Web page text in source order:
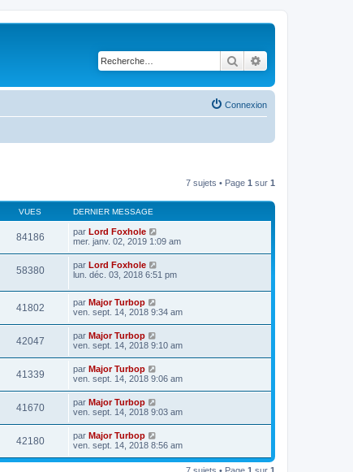
Rechercher
Connexion
7 sujets • Page 1 sur 1
VUES DERNIER MESSAGE
84186 par Lord Foxhole
mer. janv. 02, 2019 1:09 am
58380 par Lord Foxhole
lun. déc. 03, 2018 6:51 pm
41802 par Major Turbop
ven. sept. 14, 2018 9:34 am
42047 par Major Turbop
ven. sept. 14, 2018 9:10 am
41339 par Major Turbop
ven. sept. 14, 2018 9:06 am
41670 par Major Turbop
ven. sept. 14, 2018 9:03 am
42180 par Major Turbop
ven. sept. 14, 2018 8:56 am